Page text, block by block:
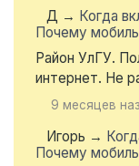
Д → Когда
Почему
Район УлГУ.
интернет. Не
9 месяцев
Игорь →
Почему